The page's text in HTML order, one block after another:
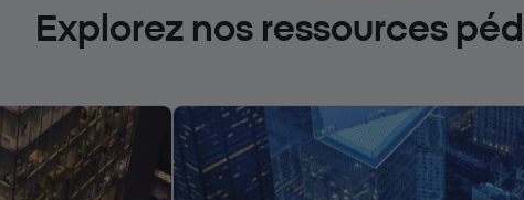
Explorez nos ressources